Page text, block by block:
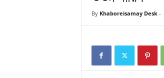
By Khaboreisamay Desk-